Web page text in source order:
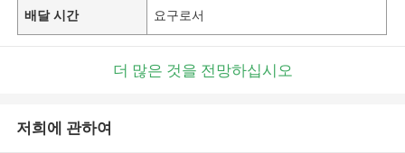
배달 시간 요구로서
더 많은 것을 전망하십시오
저희에 관하여